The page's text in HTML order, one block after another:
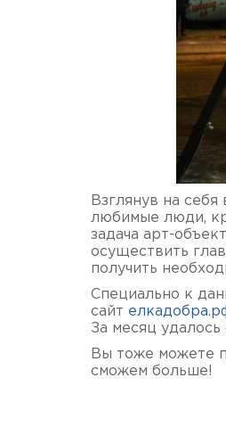
Взглянув на
любимые люди,
задача арт-
осуществить
получить
Специально к
сайт
За месяц
Вы тоже можете
сможем больше!